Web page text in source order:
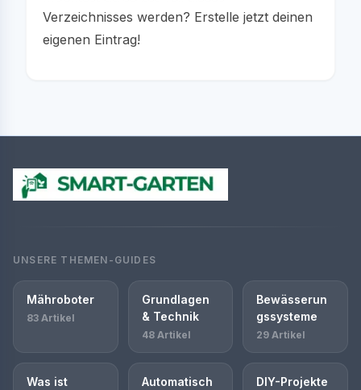
Verzeichnisses werden? Erstelle jetzt deinen
eigenen Eintrag!
UNSERE THEMEN-GUIDES
Mähroboter
83 Artikel
Grundlagen
& Technik
48 Artikel
Bewässerun
gssysteme
29 Artikel
Was ist
Automatisch
DIY-Projekte